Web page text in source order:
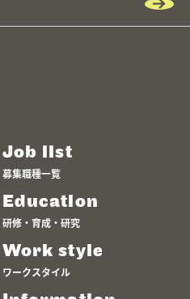
Job list
募集職種一覧
Education
研修・育成・研究
Work style
ワークスタイル